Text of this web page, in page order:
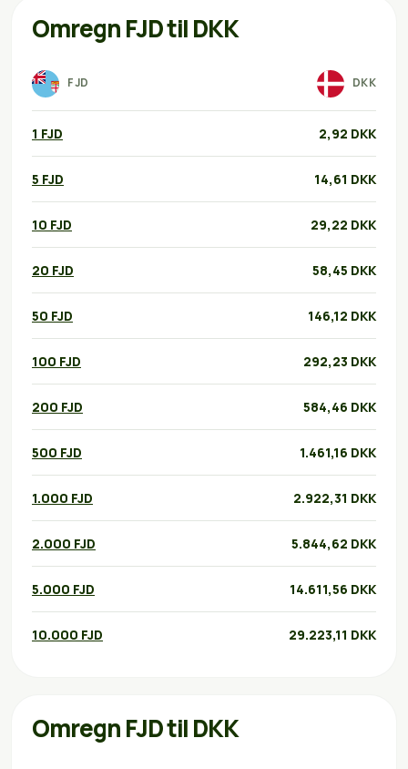
Omregn FJD til DKK
FJD DKK
1 FJD 2,92 DKK
5 FJD 14,61 DKK
10 FJD 29,22 DKK
20 FJD 58,45 DKK
50 FJD 146,12 DKK
100 FJD 292,23 DKK
200 FJD 584,46 DKK
500 FJD 1.461,16 DKK
1.000 FJD 2.922,31 DKK
2.000 FJD 5.844,62 DKK
5.000 FJD 14.611,56 DKK
10.000 FJD 29.223,11 DKK
Omregn FJD til DKK